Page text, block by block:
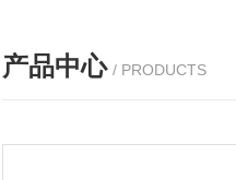
产品中心 / PRODUCTS